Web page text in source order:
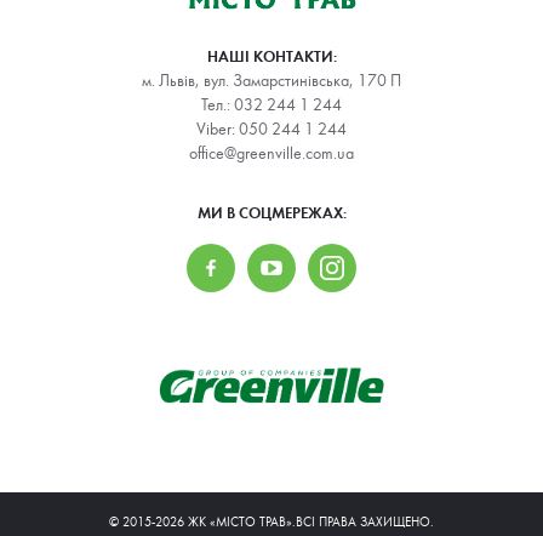
НАШІ КОНТАКТИ:
м. Львів, вул. Замарстинівська, 170 П
Тел.: 032 244 1 244
Viber: 050 244 1 244
office@greenville.com.ua
МИ В СОЦМЕРЕЖАХ:
© 2015-2026 ЖК «МІСТО ТРАВ».ВСІ ПРАВА ЗАХИЩЕНО.